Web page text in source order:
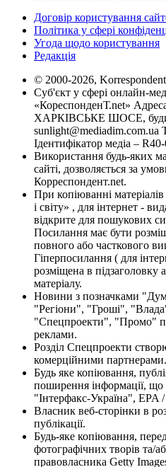
Договір користування
Політика у сфері
Угода щодо користування
Редакція
© 2000-2026,
Суб'єкт у сфері онлайн-
«КореспонденТ.net»
ХАРКІВСЬКЕ ШОСЕ,
sunlight@mediadim.com.ua
Ідентифікатор медіа –
Використання будь-яких
сайті, дозволяється за
Корреспондент.net.
При копіюванні
і світу» , для інтернет -
відкрите для пошукових
Посилання має бути
повного або часткового
Гіперпосилання ( для
розміщена в підзаголовку
матеріалу.
Новини з позначками
"Регіони", "Гроші",
"Спецпроекти", "Промо"
реклами.
Розділ Спецпроекти
комерційними партнерами.
Будь яке копіювання,
поширення інформації, що
"Інтерфакс-Україна", EPA
Власник веб-сторінки в
публікації.
Будь-яке копіювання,
фотографічних творів та/
правовласника Getty